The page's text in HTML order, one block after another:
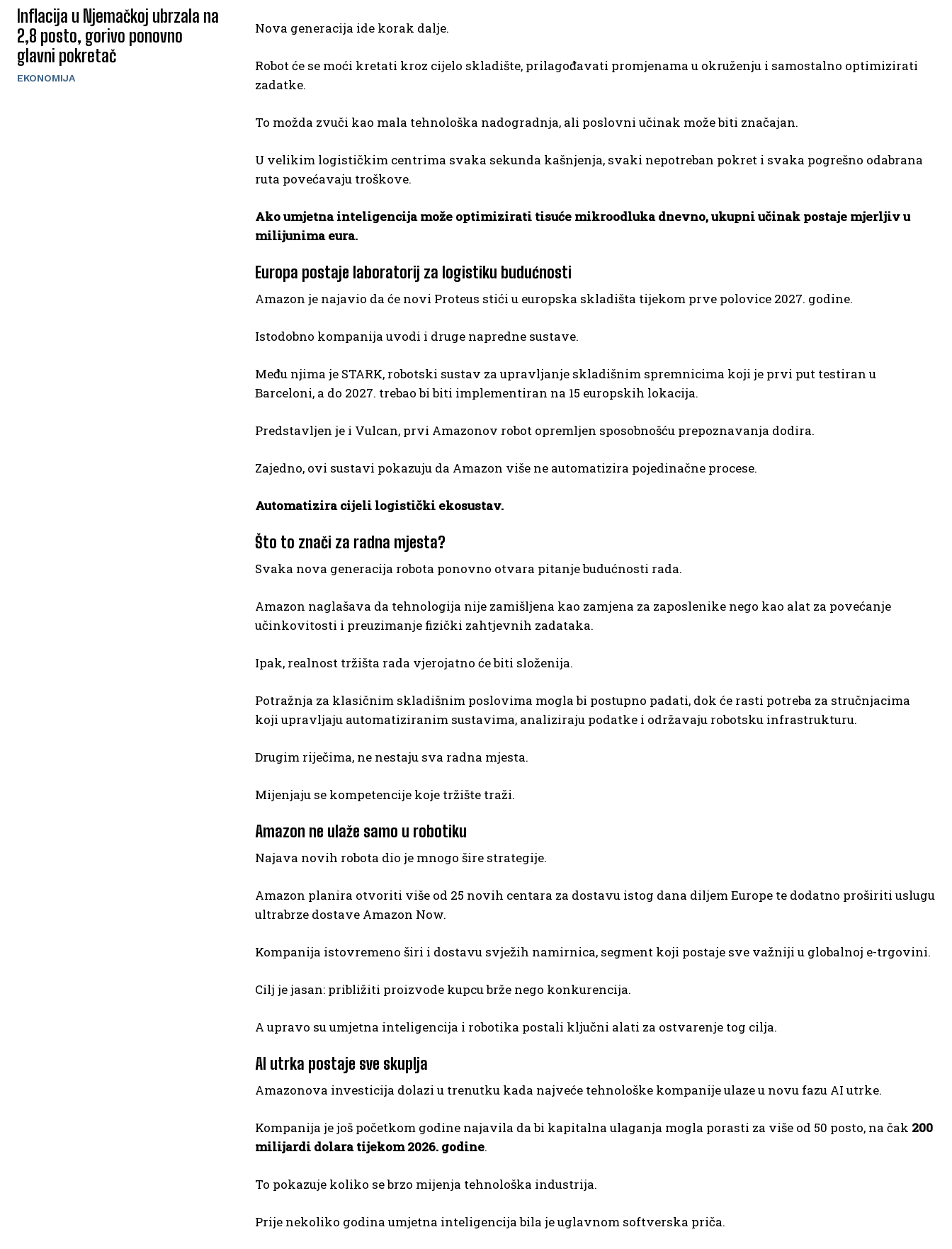
Inflacija u Njemačkoj ubrzala na
2,8 posto, gorivo ponovno
glavni pokretač
EKONOMIJA
Nova generacija ide korak dalje.
Robot će se moći kretati kroz cijelo skladište, prilagođavati promjenama u okruženju i samostalno optimizirati
zadatke.
To možda zvuči kao mala tehnološka nadogradnja, ali poslovni učinak može biti značajan.
U velikim logističkim centrima svaka sekunda kašnjenja, svaki nepotreban pokret i svaka pogrešno odabrana
ruta povećavaju troškove.
Ako umjetna inteligencija može optimizirati tisuće mikroodluka dnevno, ukupni učinak postaje mjerljiv u
milijunima eura.
Europa postaje laboratorij za logistiku budućnosti
Amazon je najavio da će novi Proteus stići u europska skladišta tijekom prve polovice 2027. godine.
Istodobno kompanija uvodi i druge napredne sustave.
Među njima je STARK, robotski sustav za upravljanje skladišnim spremnicima koji je prvi put testiran u
Barceloni, a do 2027. trebao bi biti implementiran na 15 europskih lokacija.
Predstavljen je i Vulcan, prvi Amazonov robot opremljen sposobnošću prepoznavanja dodira.
Zajedno, ovi sustavi pokazuju da Amazon više ne automatizira pojedinačne procese.
Automatizira cijeli logistički ekosustav.
Što to znači za radna mjesta?
Svaka nova generacija robota ponovno otvara pitanje budućnosti rada.
Amazon naglašava da tehnologija nije zamišljena kao zamjena za zaposlenike nego kao alat za povećanje
učinkovitosti i preuzimanje fizički zahtjevnih zadataka.
Ipak, realnost tržišta rada vjerojatno će biti složenija.
Potražnja za klasičnim skladišnim poslovima mogla bi postupno padati, dok će rasti potreba za stručnjacima
koji upravljaju automatiziranim sustavima, analiziraju podatke i održavaju robotsku infrastrukturu.
Drugim riječima, ne nestaju sva radna mjesta.
Mijenjaju se kompetencije koje tržište traži.
Amazon ne ulaže samo u robotiku
Najava novih robota dio je mnogo šire strategije.
Amazon planira otvoriti više od 25 novih centara za dostavu istog dana diljem Europe te dodatno proširiti uslugu
ultrabrze dostave Amazon Now.
Kompanija istovremeno širi i dostavu svježih namirnica, segment koji postaje sve važniji u globalnoj e-trgovini.
Cilj je jasan: približiti proizvode kupcu brže nego konkurencija.
A upravo su umjetna inteligencija i robotika postali ključni alati za ostvarenje tog cilja.
AI utrka postaje sve skuplja
Amazonova investicija dolazi u trenutku kada najveće tehnološke kompanije ulaze u novu fazu AI utrke.
Kompanija je još početkom godine najavila da bi kapitalna ulaganja mogla porasti za više od 50 posto, na čak 200
milijardi dolara tijekom 2026. godine.
To pokazuje koliko se brzo mijenja tehnološka industrija.
Prije nekoliko godina umjetna inteligencija bila je uglavnom softverska priča.